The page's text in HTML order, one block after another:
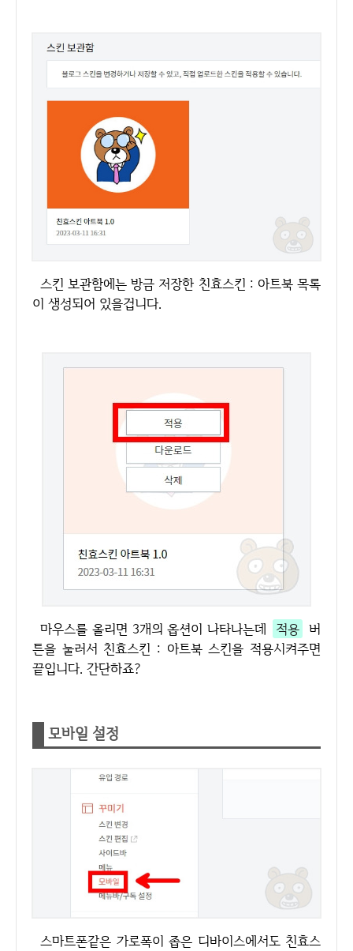
스킨 보관함에는 방금 저장한 친효스킨 : 아트북 목록
이 생성되어 있을겁니다.
마우스를 올리면 3개의 옵션이 나타나는데 적용 버
튼을 눌러서 친효스킨 : 아트북 스킨을 적용시켜주면
끝입니다. 간단하죠?
모바일 설정
스마트폰같은 가로폭이 좁은 디바이스에서도 친효스